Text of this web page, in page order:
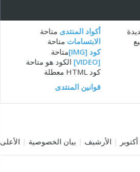
أكواد المنتدى متاحة
الابتسامات متاحة
كود [IMG]
متاحة
[VIDEO]
الكود هو متاحة
كود HTML
معطلة
قوانين المنتدى
| الأرشيف | بيان الخصوصية | الأعلى